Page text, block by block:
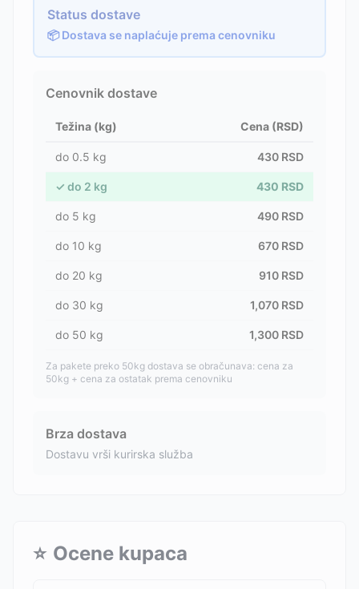
Status dostave
📦 Dostava se naplaćuje prema cenovniku
Cenovnik dostave
Težina (kg) Cena (RSD)
do 0.5 kg 430 RSD
✓ do 2 kg 430 RSD
do 5 kg 490 RSD
do 10 kg 670 RSD
do 20 kg 910 RSD
do 30 kg 1,070 RSD
do 50 kg 1,300 RSD
Za pakete preko 50kg dostava se obračunava: cena za
50kg + cena za ostatak prema cenovniku
Brza dostava
Dostavu vrši kurirska služba
⭐ Ocene kupaca